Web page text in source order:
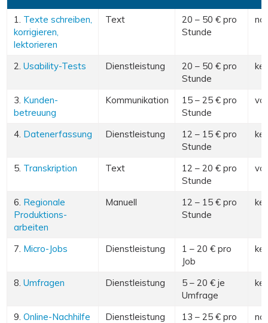
1. Texte schreiben,
korrigieren,
lektorieren
Text
20 – 50 € pro
Stunde
2. Usability-Tests Dienstleistung
20 – 50 € pro
Stunde
3. Kunden-
betreuung
Kommunikation
15 – 25 € pro
Stunde
4. Datenerfassung Dienstleistung
12 – 15 € pro
Stunde
5. Transkription Text
12 – 20 € pro
Stunde
6. Regionale
Produktions-
arbeiten
Manuell
12 – 15 € pro
Stunde
7. Micro-Jobs Dienstleistung
1 – 20 € pro
Job
8. Umfragen Dienstleistung
5 – 20 € je
Umfrage
9. Online-Nachhilfe Dienstleistung
13 – 25 € pro